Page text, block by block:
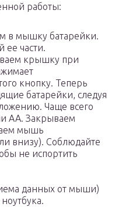
работы:
в мышку батарейки.
ее части.
крышку при
кнопку. Теперь
батарейки, следуя
Чаще всего
АА. Закрываем
мышь
внизу). Соблюдайте
не испортить
данных от мыши)